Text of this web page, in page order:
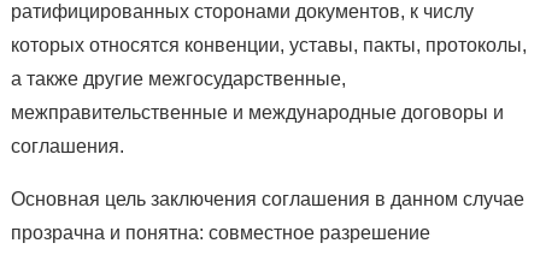
ратифицированных сторонами документов, к числу
которых относятся конвенции, уставы, пакты, протоколы,
а также другие межгосударственные,
межправительственные и международные договоры и
соглашения.
Основная цель заключения соглашения в данном случае
прозрачна и понятна: совместное разрешение